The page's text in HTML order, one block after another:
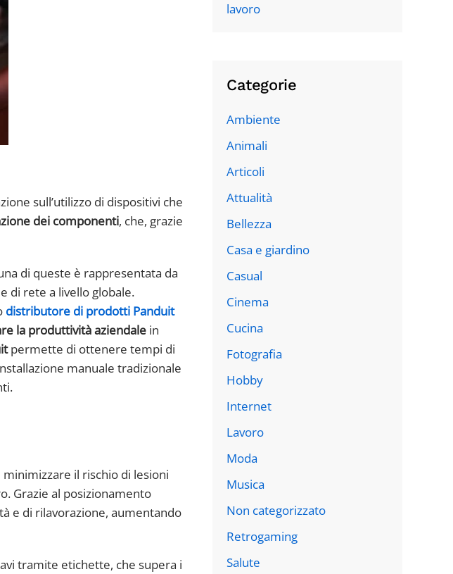
sull’utilizzo di dispositivi che
dei componenti, che, grazie
di queste è rappresentata da
di rete a livello globale.
distributore di prodotti Panduit
la produttività aziendale in
permette di ottenere tempi di
manuale tradizionale
il rischio di lesioni
Grazie al posizionamento
e di rilavorazione, aumentando
tramite etichette, che supera i
lavoro
Categorie
Ambiente
Animali
Articoli
Attualità
Bellezza
Casa e giardino
Casual
Cinema
Cucina
Fotografia
Hobby
Internet
Lavoro
Moda
Musica
Non categorizzato
Retrogaming
Salute